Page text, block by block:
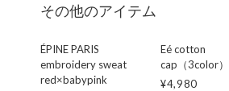
その他のアイテム
ÉPINE PARIS
embroidery sweat
red×babypink
Eé cotton
cap（3color）
¥4,980